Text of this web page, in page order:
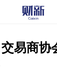
易商协